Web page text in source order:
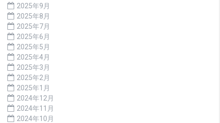
2025年9月
2025年8月
2025年7月
2025年6月
2025年5月
2025年4月
2025年3月
2025年2月
2025年1月
2024年12月
2024年11月
2024年10月